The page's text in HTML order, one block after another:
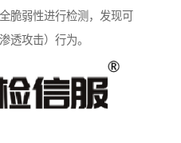
脆弱性进行检测，发现可
透攻击）行为。